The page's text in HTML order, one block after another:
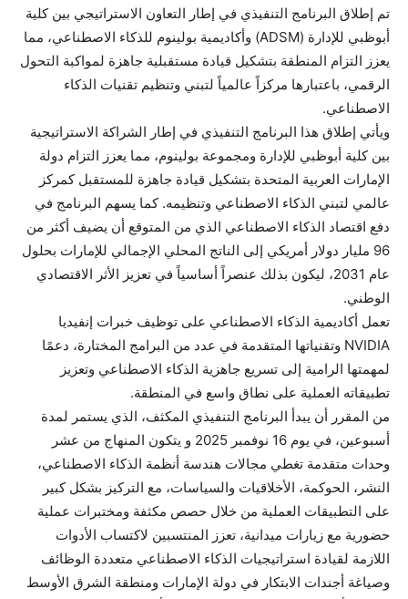
تم إطلاق البرنامج التنفيذي في إطار التعاون الاستراتيجي بين كلية
أبوظبي للإدارة (ADSM) وأكاديمية بولينوم للذكاء الاصطناعي، مما
يعزز التزام المنطقة بتشكيل قيادة مستقبلية جاهزة لمواكبة التحول
الرقمي، باعتبارها مركزاً عالمياً لتبني وتنظيم تقنيات الذكاء
الاصطناعي.
ويأتي إطلاق هذا البرنامج التنفيذي في إطار الشراكة الاستراتيجية
بين كلية أبوظبي للإدارة ومجموعة بولينوم، مما يعزز التزام دولة
الإمارات العربية المتحدة بتشكيل قيادة جاهزة للمستقبل كمركز
عالمي لتبني الذكاء الاصطناعي وتنظيمه. كما يسهم البرنامج في
دفع اقتصاد الذكاء الاصطناعي الذي من المتوقع أن يضيف أكثر من
96 مليار دولار أمريكي إلى الناتج المحلي الإجمالي للإمارات بحلول
عام 2031، ليكون بذلك عنصراً أساسياً في تعزيز الأثر الاقتصادي
الوطني.
تعمل أكاديمية الذكاء الاصطناعي على توظيف خبرات إنفيديا
NVIDIA وتقنياتها المتقدمة في عدد من البرامج المختارة، دعمًا
لمهمتها الرامية إلى تسريع جاهزية الذكاء الاصطناعي وتعزيز
تطبيقاته العملية على نطاق واسع في المنطقة.
من المقرر أن يبدأ البرنامج التنفيذي المكثف، الذي يستمر لمدة
أسبوعين، في يوم 16 نوفمبر 2025 و يتكون المنهاج من عشر
وحدات متقدمة تغطي مجالات هندسة أنظمة الذكاء الاصطناعي،
النشر، الحوكمة، الأخلاقيات والسياسات، مع التركيز بشكل كبير
على التطبيقات العملية من خلال حصص مكثفة ومختبرات عملية
حضورية مع زيارات ميدانية، تعزز المنتسبين لاكتساب الأدوات
اللازمة لقيادة استراتيجيات الذكاء الاصطناعي متعددة الوظائف
وصياغة أجندات الابتكار في دولة الإمارات ومنطقة الشرق الأوسط